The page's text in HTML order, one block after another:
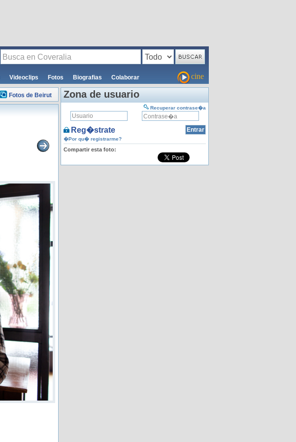
Videoclips Fotos Biografias Colaborar cine
Fotos de Beirut Zona de usuario
Recuperar contrase�a
Reg�strate
�Por qu� registrarme?
Compartir esta foto: